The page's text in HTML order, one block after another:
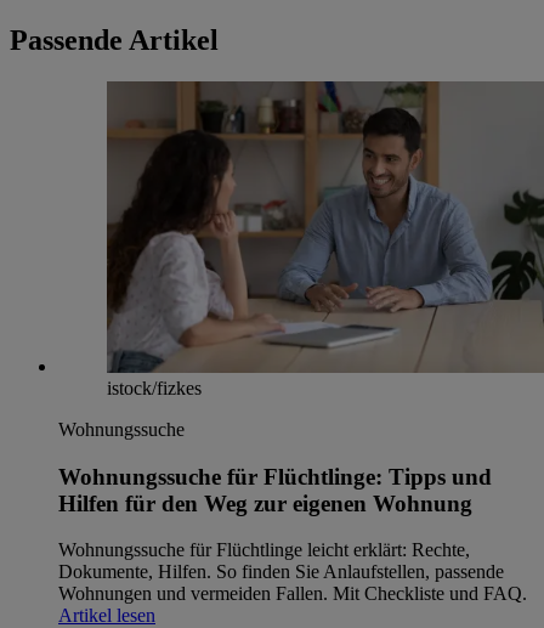
Passende Artikel
istock/fizkes
Wohnungssuche
Wohnungssuche für Flüchtlinge: Tipps und
Hilfen für den Weg zur eigenen Wohnung
Wohnungssuche für Flüchtlinge leicht erklärt: Rechte,
Dokumente, Hilfen. So finden Sie Anlaufstellen, passende
Wohnungen und vermeiden Fallen. Mit Checkliste und FAQ.
Artikel lesen